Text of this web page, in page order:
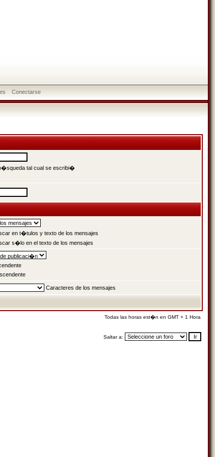
Conectarse
tal cual se escribi�
en t�tulos y texto de los mensajes
s�lo en el texto de los mensajes
Caracteres de los mensajes
Todas las horas est�n en GMT + 1 Hora
Saltar a: